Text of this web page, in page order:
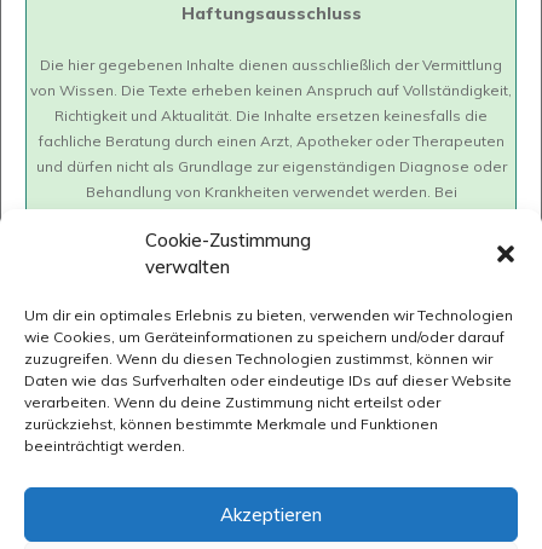
Cookie-Zustimmung
verwalten
Um dir ein optimales Erlebnis zu bieten, verwenden wir Technologien
wie Cookies, um Geräteinformationen zu speichern und/oder darauf
zuzugreifen. Wenn du diesen Technologien zustimmst, können wir
Daten wie das Surfverhalten oder eindeutige IDs auf dieser Website
verarbeiten. Wenn du deine Zustimmung nicht erteilst oder
zurückziehst, können bestimmte Merkmale und Funktionen
beeinträchtigt werden.
Akzeptieren
Haftungsausschluss
Die hier gegebenen Inhalte dienen ausschließlich der Vermittlung
von Wissen. Die Texte erheben keinen Anspruch auf Vollständigkeit,
Richtigkeit und Aktualität. Die Inhalte ersetzen keinesfalls die
fachliche Beratung durch einen Arzt, Apotheker oder Therapeuten
und dürfen nicht als Grundlage zur eigenständigen Diagnose oder
Behandlung von Krankheiten verwendet werden. Bei
konsultiert werden. Wir übernehmen keine Haftung für mögliche
negative Folgen (inkl. direkte oder indirekte Folgeschäden), die sich
Impressum
Cookie-Richtlinie (EU)
Medizinischer Disclaimer/ Haftungsausschluss